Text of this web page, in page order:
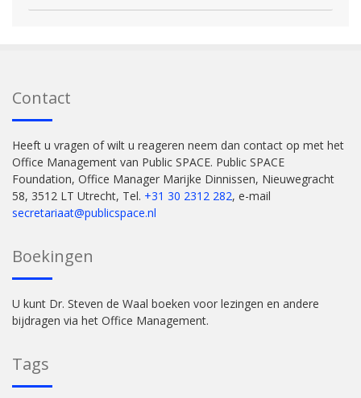
Contact
Heeft u vragen of wilt u reageren neem dan contact op met het
Office Management van Public SPACE. Public SPACE
Foundation, Office Manager Marijke Dinnissen, Nieuwegracht
58, 3512 LT Utrecht, Tel. +31 30 2312 282, e-mail
secretariaat@publicspace.nl
Boekingen
U kunt Dr. Steven de Waal boeken voor lezingen en andere
bijdragen via het Office Management.
Tags